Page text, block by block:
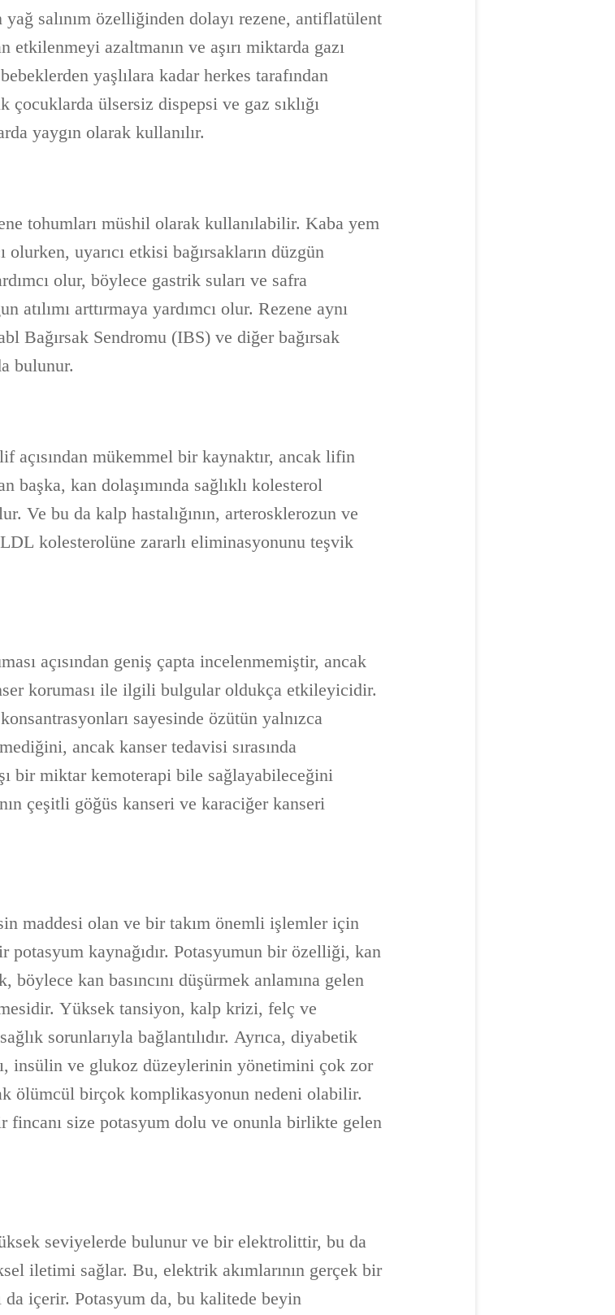
salınım özelliğinden dolayı rezene, antiflatülent
azaltmanın ve aşırı miktarda gazı
yaşlılara kadar herkes tarafından
ülsersiz dispepsi ve gaz sıklığı
yaygın olarak kullanılır.
tohumları müshil olarak kullanılabilir. Kaba yem
olurken, uyarıcı etkisi bağırsakların düzgün
olur, böylece gastrik suları ve safra
atılımı arttırmaya yardımcı olur. Rezene aynı
Bağırsak Sendromu (IBS) ve diğer bağırsak
bulunur.
açısından mükemmel bir kaynaktır, ancak lifin
başka, kan dolaşımında sağlıklı kolesterol
Ve bu da kalp hastalığının, arterosklerozun ve
kolesterolüne zararlı eliminasyonunu teşvik
açısından geniş çapta incelenmemiştir, ancak
koruması ile ilgili bulgular oldukça etkileyicidir.
sayesinde özütün yalnızca
ancak kanser tedavisi sırasında
bir miktar kemoterapi bile sağlayabileceğini
çeşitli göğüs kanseri ve karaciğer kanseri
maddesi olan ve bir takım önemli işlemler için
potasyum kaynağıdır. Potasyumun bir özelliği, kan
böylece kan basıncını düşürmek anlamına gelen
Yüksek tansiyon, kalp krizi, felç ve
sorunlarıyla bağlantılıdır. Ayrıca, diyabetik
insülin ve glukoz düzeylerinin yönetimini çok zor
ölümcül birçok komplikasyonun nedeni olabilir.
size potasyum dolu ve onunla birlikte gelen
seviyelerde bulunur ve bir elektrolittir, bu da
iletimi sağlar. Bu, elektrik akımlarının gerçek bir
da içerir. Potasyum da, bu kalitede beyin